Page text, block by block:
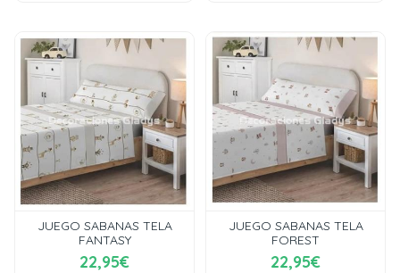
JUEGO SABANAS TELA
FANTASY
22,95€
JUEGO SABANAS TELA
FOREST
22,95€